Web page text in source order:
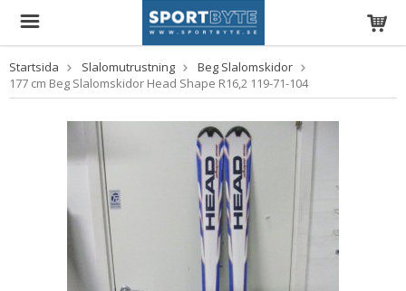
Startsida Slalomutrustning
Beg Slalomskidor
177 cm Beg Slalomskidor Head Shape R16,2 119-71-104